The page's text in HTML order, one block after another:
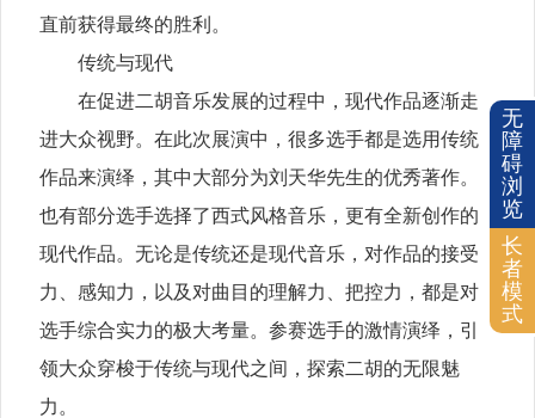
直前获得最终的胜利。
传统与现代
在促进二胡音乐发展的过程中，现代作品逐渐走
进大众视野。在此次展演中，很多选手都是选用传统
作品来演绎，其中大部分为刘天华先生的优秀著作。
也有部分选手选择了西式风格音乐，更有全新创作的
现代作品。无论是传统还是现代音乐，对作品的接受
力、感知力，以及对曲目的理解力、把控力，都是对
选手综合实力的极大考量。参赛选手的激情演绎，引
领大众穿梭于传统与现代之间，探索二胡的无限魅
力。
无
障
碍
浏
览
长
者
模
式